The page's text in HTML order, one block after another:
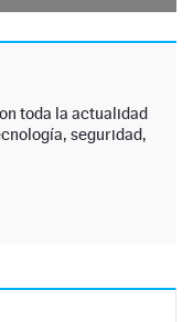
toda la actualidad
seguridad,